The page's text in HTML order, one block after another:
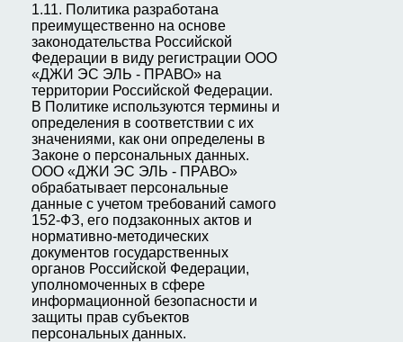
1.11. Политика разработана
преимущественно на основе
законодательства Российской
Федерации в виду регистрации ООО
«ДЖИ ЭС ЭЛЬ - ПРАВО» на
территории Российской Федерации.
В Политике используются термины и
определения в соответствии с их
значениями, как они определены в
Законе о персональных данных.
ООО «ДЖИ ЭС ЭЛЬ - ПРАВО»
обрабатывает персональные
данные с учетом требований самого
152-ФЗ, его подзаконных актов и
нормативно-методических
документов государственных
органов Российской Федерации,
уполномоченных в сфере
информационной безопасности и
защиты прав субъектов
персональных данных.